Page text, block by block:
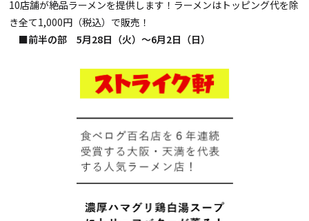
10店舗が絶品ラーメンを提供します！ラーメンはトッピング代を除
き全て1,000円（税込）で販売！
■前半の部 5月28日（火）～6月2日（日）